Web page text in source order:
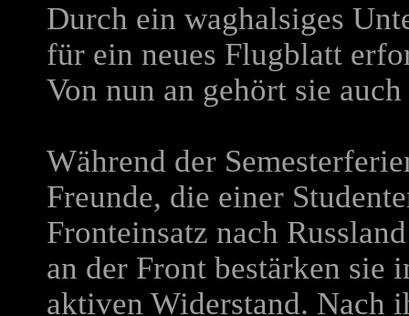
Durch ein waghalsiges
für ein neues Flugblatt
Von nun an gehört sie
Während der
Freunde, die einer
Fronteinsatz nach
an der Front bestärken sie
aktiven Widerstand. Nach